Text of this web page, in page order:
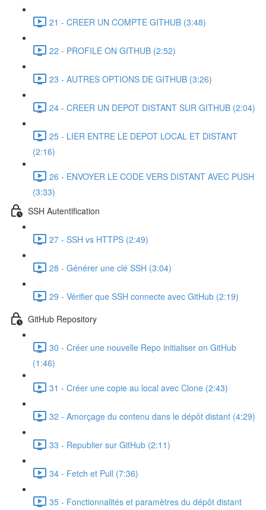
21 - CREER UN COMPTE GITHUB (3:48)
22 - PROFILE ON GITHUB (2:52)
23 - AUTRES OPTIONS DE GITHUB (3:26)
24 - CREER UN DEPOT DISTANT SUR GITHUB (2:04)
25 - LIER ENTRE LE DEPOT LOCAL ET DISTANT
(2:16)
26 - ENVOYER LE CODE VERS DISTANT AVEC PUSH
(3:33)
SSH Autentification
27 - SSH vs HTTPS (2:49)
28 - Générer une clé SSH (3:04)
29 - Vérifier que SSH connecte avec GitHub (2:19)
GitHub Repository
30 - Créer une nouvelle Repo initialiser on GitHub
(1:46)
31 - Créer une copie au local avec Clone (2:43)
32 - Amorçage du contenu dans le dépôt distant (4:29)
33 - Republier sur GitHub (2:11)
34 - Fetch et Pull (7:36)
35 - Fonctionnalités et paramètres du dépôt distant